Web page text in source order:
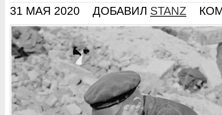
31 МАЯ 2020 ДОБАВИЛ STANZ